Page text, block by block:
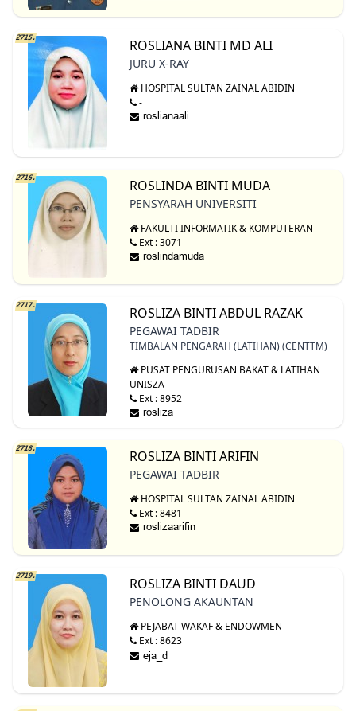
2715. ROSLIANA BINTI MD ALI
JURU X-RAY
HOSPITAL SULTAN ZAINAL ABIDIN
-
2716. ROSLINDA BINTI MUDA
PENSYARAH UNIVERSITI
FAKULTI INFORMATIK & KOMPUTERAN
Ext : 3071
2717. ROSLIZA BINTI ABDUL RAZAK
PEGAWAI TADBIR
TIMBALAN PENGARAH (LATIHAN) (CENTTM)
PUSAT PENGURUSAN BAKAT & LATIHAN
UNISZA
Ext : 8952
2718. ROSLIZA BINTI ARIFIN
PEGAWAI TADBIR
HOSPITAL SULTAN ZAINAL ABIDIN
Ext : 8481
2719. ROSLIZA BINTI DAUD
PENOLONG AKAUNTAN
PEJABAT WAKAF & ENDOWMEN
Ext : 8623